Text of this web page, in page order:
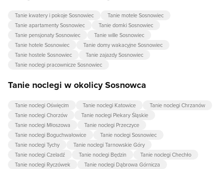
Tanie kwatery i pokoje Sosnowiec
Tanie motele Sosnowiec
Tanie apartamenty Sosnowiec
Tanie domki Sosnowiec
Tanie pensjonaty Sosnowiec
Tanie wille Sosnowiec
Tanie hotele Sosnowiec
Tanie domy wakacyjne Sosnowiec
Tanie hostele Sosnowiec
Tanie zajazdy Sosnowiec
Tanie noclegi pracownicze Sosnowiec
Tanie noclegi w okolicy Sosnowca
Tanie noclegi Oświęcim Tanie noclegi Katowice
Tanie noclegi Chrzanów
Tanie noclegi Chorzów
Tanie noclegi Piekary Śląskie
Tanie noclegi Młoszowa
Tanie noclegi Przeczyce
Tanie noclegi Boguchwałowice
Tanie noclegi Sosnowiec
Tanie noclegi Tychy
Tanie noclegi Tarnowskie Góry
Tanie noclegi Czeladź
Tanie noclegi Będzin
Tanie noclegi Chechło
Tanie noclegi Ryczówek
Tanie noclegi Dąbrowa Górnicza